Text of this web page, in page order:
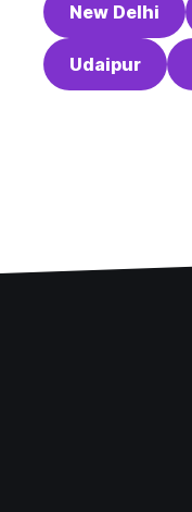
New Delhi
Udaipur